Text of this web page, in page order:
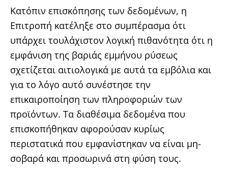
Κατόπιν επισκόπησης των δεδομένων, η
Επιτροπή κατέληξε στο συμπέρασμα ότι
υπάρχει τουλάχιστον λογική πιθανότητα ότι η
εμφάνιση της βαριάς εμμήνου ρύσεως
σχετίζεται αιτιολογικά με αυτά τα εμβόλια και
για το λόγο αυτό συνέστησε την
επικαιροποίηση των πληροφοριών των
προϊόντων. Τα διαθέσιμα δεδομένα που
επισκοπήθηκαν αφορούσαν κυρίως
περιστατικά που εμφανίστηκαν να είναι μη-
σοβαρά και προσωρινά στη φύση τους.